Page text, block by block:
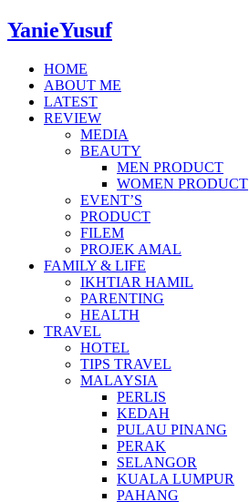
YanieYusuf
HOME
ABOUT ME
LATEST
REVIEW
MEDIA
BEAUTY
MEN PRODUCT
WOMEN PRODUCT
EVENT’S
PRODUCT
FILEM
PROJEK AMAL
FAMILY & LIFE
IKHTIAR HAMIL
PARENTING
HEALTH
TRAVEL
HOTEL
TIPS TRAVEL
MALAYSIA
PERLIS
KEDAH
PULAU PINANG
PERAK
SELANGOR
KUALA LUMPUR
PAHANG